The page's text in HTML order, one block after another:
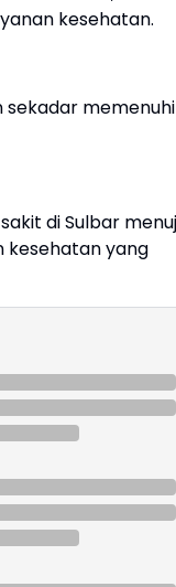
kesehatan.
sekadar memenuhi
di Sulbar
kesehatan yang